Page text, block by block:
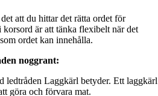
att du hittar det rätta ordet för
är att tänka flexibelt när det
ordet kan innehålla.
noggrant:
ledtråden Laggkärl betyder. Ett laggkärl
göra och förvara mat.